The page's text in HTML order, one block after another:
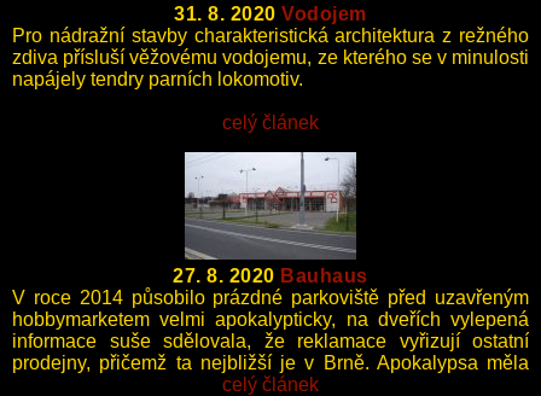
31. 8. 2020Vodojem
Pro nádražní stavby charakteristická architektura z režného
zdiva přísluší věžovému vodojemu, ze kterého se v minulosti
napájely tendry parních lokomotiv.
celý článek
27. 8. 2020 Bauhaus
V roce 2014 působilo prázdné parkoviště před uzavřeným
hobbymarketem velmi apokalypticky, na dveřích vylepená
informace suše sdělovala, že reklamace vyřizují ostatní
prodejny, přičemž ta nejbližší je v Brně. Apokalypsa měla
zřejmě pouze lokální charakter.
celý článek